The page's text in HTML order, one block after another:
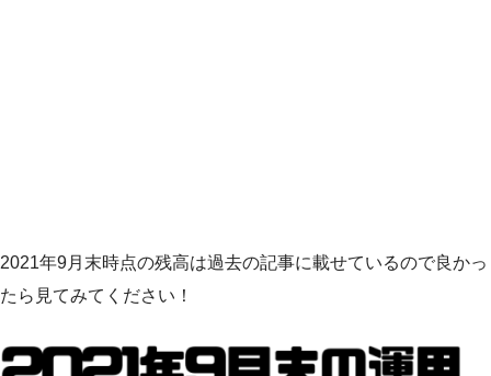
2021年9月末時点の残高は過去の記事に載せているので良かっ
たら見てみてください！